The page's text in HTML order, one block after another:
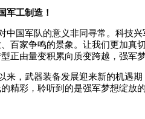
军工制造！
中国军队的意义非同寻常。科技
百家争鸣的景象。让我们更加真
正由量变积累向质变跨越，强军
来，武器装备发展迎来新的机遇
精彩，聆听到的是强军梦想绽放